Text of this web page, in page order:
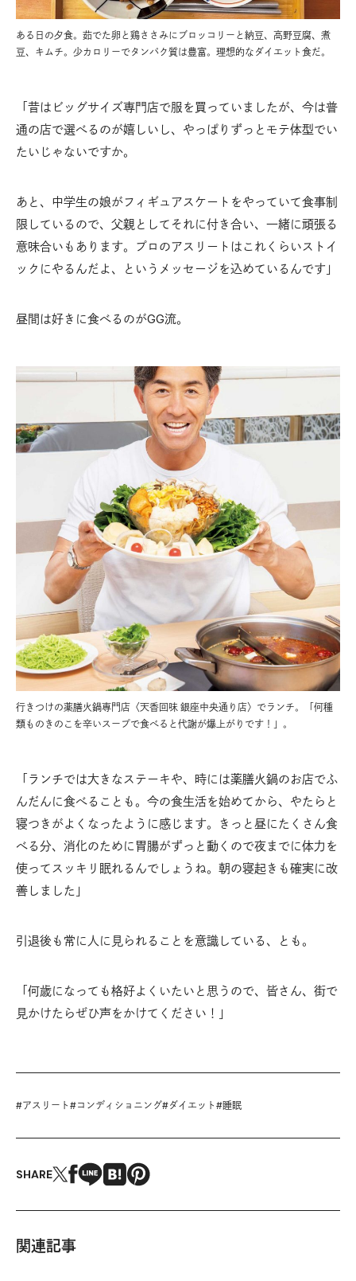
ある日の夕食。茹でた卵と鶏ささみにブロッコリーと納豆、高野豆腐、煮
豆、キムチ。少カロリーでタンパク質は豊富。理想的なダイエット食だ。
「昔はビッグサイズ専門店で服を買っていましたが、今は普
通の店で選べるのが嬉しいし、やっぱりずっとモテ体型でい
たいじゃないですか。
あと、中学生の娘がフィギュアスケートをやっていて食事制
限しているので、父親としてそれに付き合い、一緒に頑張る
意味合いもあります。プロのアスリートはこれくらいストイ
ックにやるんだよ、というメッセージを込めているんです」
昼間は好きに食べるのがGG流。
行きつけの薬膳火鍋専門店〈天香回味 銀座中央通り店〉でランチ。「何種
類ものきのこを辛いスープで食べると代謝が爆上がりです！」。
「ランチでは大きなステーキや、時には薬膳火鍋のお店でふ
んだんに食べることも。今の食生活を始めてから、やたらと
寝つきがよくなったように感じます。きっと昼にたくさん食
べる分、消化のために胃腸がずっと動くので夜までに体力を
使ってスッキリ眠れるんでしょうね。朝の寝起きも確実に改
善しました」
引退後も常に人に見られることを意識している、とも。
「何歳になっても格好よくいたいと思うので、皆さん、街で
見かけたらぜひ声をかけてください！」
#アスリート #コンディショニング#ダイエット #睡眠
SHARE
関連記事